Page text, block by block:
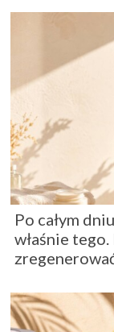
Po całym
właśnie